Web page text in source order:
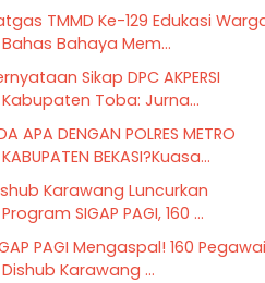
TMMD Ke-129 Edukasi
Bahas Bahaya Mem...
Sikap DPC AKPERSI
Kabupaten Toba: Jurna...
APA DENGAN POLRES METRO
KABUPATEN BEKASI?Kuasa...
Karawang Luncurkan
Program SIGAP PAGI, 160 ...
PAGI Mengaspal! 160 Pegawai
Dishub Karawang ...